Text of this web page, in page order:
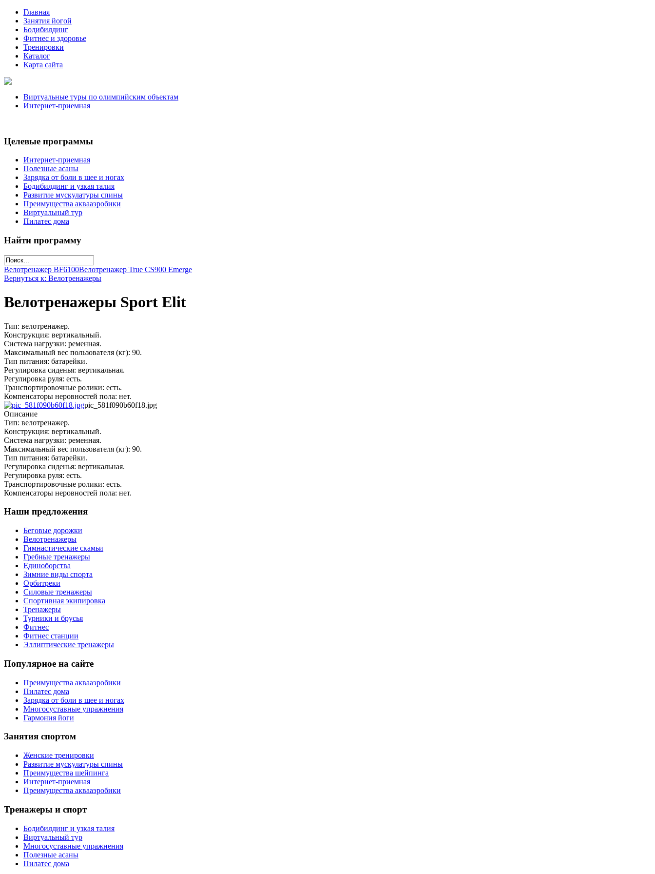
Главная
Занятия йогой
Бодибилдинг
Фитнес и здоровье
Тренировки
Каталог
Карта сайта
Виртуальные туры по олимпийским объектам
Интернет-приемная
Целевые программы
Интернет-приемная
Полезные асаны
Зарядка от боли в шее и ногах
Бодибилдинг и узкая талия
Развитие мускулатуры спины
Преимущества аквааэробики
Виртуальный тур
Пилатес дома
Найти программу
Велотренажер ВF6100Велотренажер True CS900 Emerge
Вернуться к: Велотренажеры
Велотренажеры Sport Elit
Тип: велотренажер.
Конструкция: вертикальный.
Система нагрузки: ременная.
Максимальный вес пользователя (кг): 90.
Тип питания: батарейки.
Регулировка сиденья: вертикальная.
Регулировка руля: есть.
Транспортировочные ролики: есть.
Компенсаторы неровностей пола: нет.
pic_581f090b60f18.jpg
Описание
Тип: велотренажер.
Конструкция: вертикальный.
Система нагрузки: ременная.
Максимальный вес пользователя (кг): 90.
Тип питания: батарейки.
Регулировка сиденья: вертикальная.
Регулировка руля: есть.
Транспортировочные ролики: есть.
Компенсаторы неровностей пола: нет.
Наши предложения
Беговые дорожки
Велотренажеры
Гимнастические скамьи
Гребные тренажеры
Единоборства
Зимние виды спорта
Орбитреки
Силовые тренажеры
Спортивная экипировка
Тренажеры
Турники и брусья
Фитнес
Фитнес станции
Эллиптические тренажеры
Популярное на сайте
Преимущества аквааэробики
Пилатес дома
Зарядка от боли в шее и ногах
Многосуставные упражнения
Гармония йоги
Занятия спортом
Женские тренировки
Развитие мускулатуры спины
Преимущества шейпинга
Интернет-приемная
Преимущества аквааэробики
Тренажеры и спорт
Бодибилдинг и узкая талия
Виртуальный тур
Многосуставные упражнения
Полезные асаны
Пилатес дома